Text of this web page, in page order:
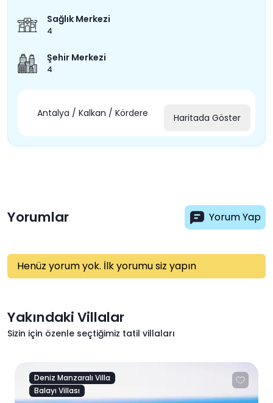
Sağlık Merkezi
4
Şehir Merkezi
4
Antalya / Kalkan / Kördere Haritada Göster
Yorumlar Yorum Yap
Henüz yorum yok. İlk yorumu siz yapın
Yakındaki Villalar
Sizin için özenle seçtiğimiz tatil villaları
Deniz Manzaralı Villa
Balayı Villası